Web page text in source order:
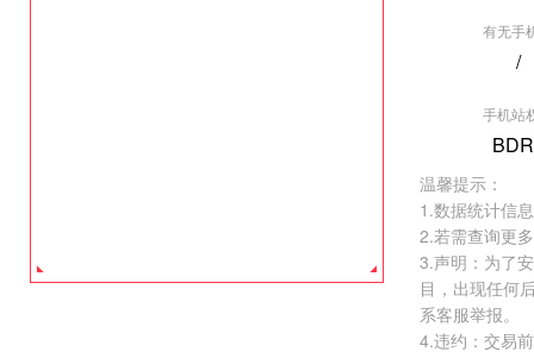
有无手
/
手机站
温馨提示：
1.数据统计信
2.若需查询更
3.声明：为了
目，出现任何
系客服举报。
4.违约：交易
权重:BDR2
去看看 >